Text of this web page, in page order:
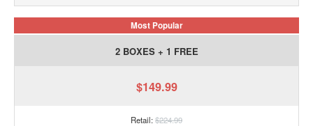
Most Popular
2 BOXES + 1 FREE
$149.99
Retail:$224.99